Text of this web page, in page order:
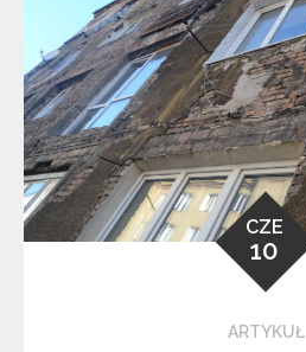
CZE
10
ARTYKUŁ